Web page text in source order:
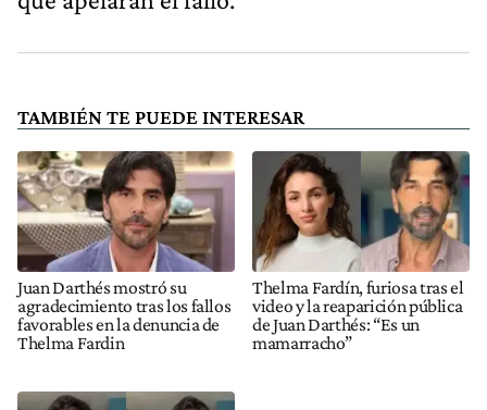
TAMBIÉN TE PUEDE INTERESAR
Juan Darthés mostró su
agradecimiento tras los fallos
favorables en la denuncia de
Thelma Fardin
Thelma Fardín, furiosa tras el
video y la reaparición pública
de Juan Darthés: “Es un
mamarracho”